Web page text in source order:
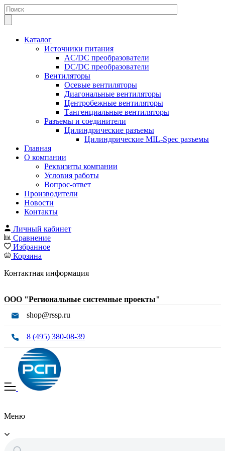
Каталог
Источники питания
AC/DC преобразователи
DC/DC преобразователи
Вентиляторы
Осевые вентиляторы
Диагональные вентиляторы
Центробежные вентиляторы
Тангенциальные вентиляторы
Разъемы и соединители
Цилиндрические разъемы
Цилиндрические MIL-Spec разъемы
Главная
О компании
Реквизиты компании
Условия работы
Вопрос-ответ
Производители
Новости
Контакты
Личный кабинет
Сравнение
Избранное
Корзина
Контактная информация
ООО "Региональные системные проекты"
shop@rssp.ru
8 (495) 380-08-39
Меню